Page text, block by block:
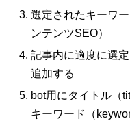
選定されたキーワ
ンテンツSEO）
記事内に適度に選
追加する
bot用にタイトル（
キーワード（